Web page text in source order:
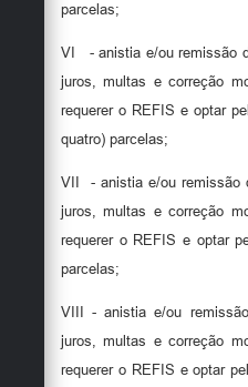
parcelas;
VI
- anistia e/ou remissão
juros, multas e correção
requerer o REFIS e optar
quatro) parcelas;
VII
- anistia e/ou remissão
juros, multas e correção
requerer o REFIS e optar
parcelas;
VIII
- anistia e/ou
juros, multas e correção
requerer o REFIS e optar